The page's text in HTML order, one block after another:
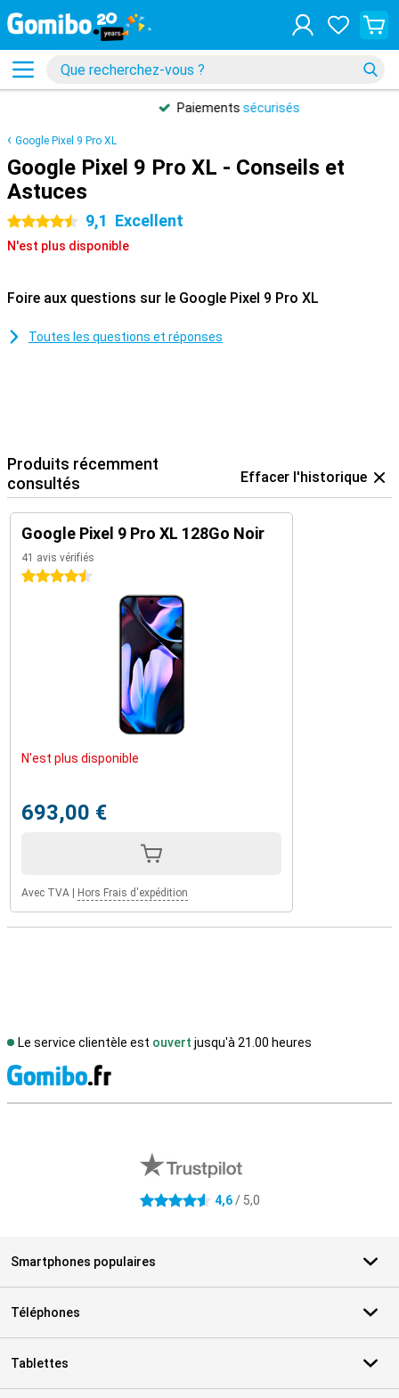
Paiementssécurisés
Google Pixel 9 Pro XL
Google Pixel 9 Pro XL - Conseils et
Astuces
4.5 étoiles 9,1 Excellent
N'est plus disponible
Foire aux questions sur le Google Pixel 9 Pro XL
Toutes les questions et réponses
Produits récemment
consultés
Effacer l'historique
Google Pixel 9 Pro XL 128Go Noir
41 avis vérifiés
4.5 étoiles
N'est plus disponible
693,00 €
Avec TVA Hors Frais d'expédition
Le service clientèle est ouvert jusqu'à 21.00 heures
4.6 étoiles 4,6/ 5,0
Smartphones populaires
Téléphones
Tablettes